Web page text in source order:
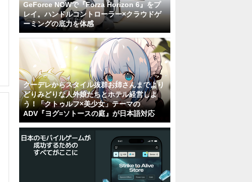
GeForce NOWで『Forza Horizon 6』をプ
レイ。ハンドルコントローラー×クラウドゲ
ーミングの底力を体感
クーデレからスタイル抜群お姉さんまでより
どりみどりな人外娘たちとホテル経営しよ
う！「クトゥルフ×美少女」テーマの
ADV『ヨグ=ソトースの庭』が日本語対応